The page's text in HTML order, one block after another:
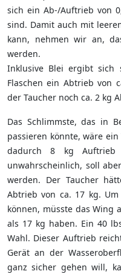
sich ein Ab-/Auftrieb von
sind. Damit auch mit
kann, nehmen wir an,
werden.
Inklusive Blei ergibt sich
Flaschen ein Abtrieb von
der Taucher noch ca. 2 kg
Das Schlimmste, das in
passieren könnte, wäre
dadurch 8 kg
unwahrscheinlich, soll
werden. Der Taucher
Abtrieb von ca. 17 kg.
können, müsste das Wing
als 17 kg haben. Ein 40
Wahl. Dieser Auftrieb
Gerät an der
ganz sicher gehen will,